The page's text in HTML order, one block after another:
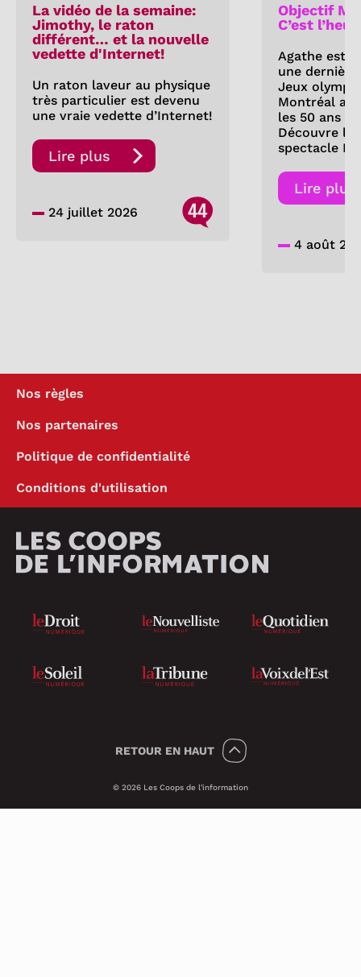
La vidéo de la semaine:
Jimothy, le raton
différent… et la nouvelle
vedette d'Internet!
Un raton laveur au physique
très particulier est devenu
une vraie vedette d’Internet!
Lire plus
24 juillet 2026 44
Objectif
C’est
Agathe est
une
Jeux
Montréal a-
les 50 ans
Découvre
spectacle
Lire plus
4 août
Nos règles
Nos partenaires
Politique de confidentialité
Conditions d'utilisation
RETOUR EN HAUT
© 2026 Les Coops de l'information